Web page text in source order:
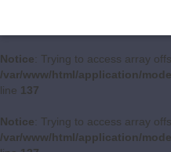
Notice: Trying to access array
/var/www/html/application/
line 137
Notice: Trying to access array
/var/www/html/application/